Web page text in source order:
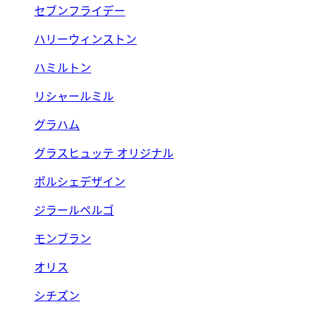
セブンフライデー
ハリーウィンストン
ハミルトン
リシャールミル
グラハム
グラスヒュッテ オリジナル
ポルシェデザイン
ジラールペルゴ
モンブラン
オリス
シチズン